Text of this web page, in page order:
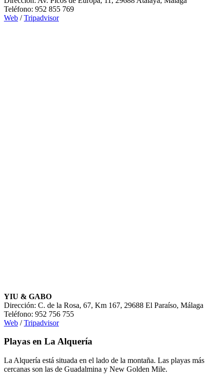
Teléfono: 952 855 769
Web /Tripadvisor
YIU & GABO
Dirección: C. de la Rosa, 67, Km 167, 29688 El Paraíso, Málaga
Teléfono: 952 756 755
Web /Tripadvisor
Playas en La Alquería
La Alquería está situada en el lado de la montaña. Las playas más
cercanas son las de Guadalmina y New Golden Mile.